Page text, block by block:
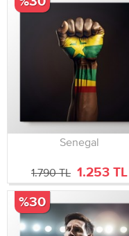
Senegal
1.790 TL 1.253 TL
%30